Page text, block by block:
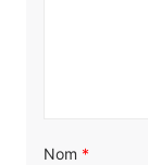
Nom *